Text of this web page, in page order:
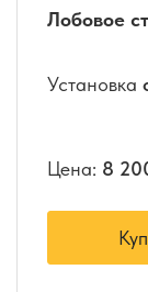
Лобовое
Установка
Цена: 8